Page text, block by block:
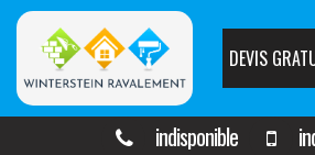
DEVIS
indisponible